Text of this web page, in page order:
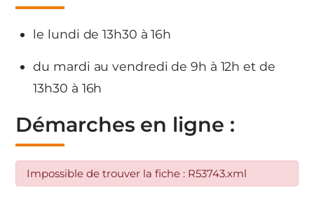
le lundi de 13h30 à 16h
du mardi au vendredi de 9h à 12h et de
13h30 à 16h
Démarches en ligne :
Impossible de trouver la fiche : R53743.xml